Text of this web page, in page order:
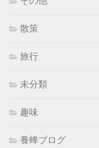
散策
旅行
未分類
趣味
養蜂ブログ